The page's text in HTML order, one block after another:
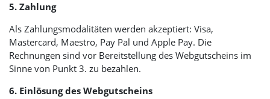
5. Zahlung
Als Zahlungsmodalitäten werden akzeptiert: Visa,
Mastercard, Maestro, Pay Pal und Apple Pay. Die
Rechnungen sind vor Bereitstellung des Webgutscheins im
Sinne von Punkt 3. zu bezahlen.
6. Einlösung des Webgutscheins